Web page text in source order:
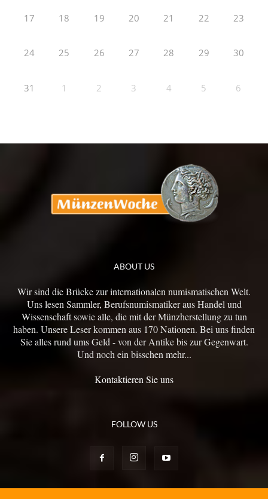
17 18 19 20 21 22 23
24 25 26 27 28 29 30
31 1 2 3 4 5 6
ABOUT US
Wir sind die Brücke zur internationalen numismatischen Welt.
Uns lesen Sammler, Berufsnumismatiker aus Handel und
Wissenschaft sowie alle, die mit der Münzherstellung zu tun
haben. Unsere Leser kommen aus 170 Nationen. Bei uns finden
Sie alles rund ums Geld - von der Antike bis zur Gegenwart.
Und noch ein bisschen mehr...
Kontaktieren Sie uns
FOLLOW US